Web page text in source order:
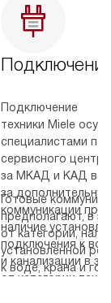
Подключение
техники Miele
специалистами
сервисного
за МКАД и КАД
за
коммуникации
наличие
подключения к
и канализации в
от категории
Готовые
предполагают, в
от категории,
установленной
к воде, крана и